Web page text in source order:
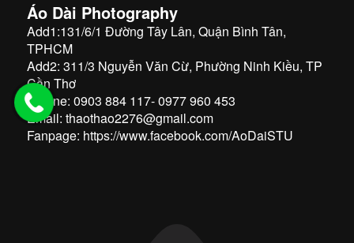
Áo Dài Photography
Add1:131/6/1 Đường Tây Lân, Quận Bình Tân,
TPHCM
Add2: 311/3 Nguyễn Văn Cừ, Phường Ninh Kiều, TP
Cần Thơ
Hotline: 0903 884 117- 0977 960 453
Email: thaothao2276@gmail.com
Fanpage: https://www.facebook.com/AoDaiSTU